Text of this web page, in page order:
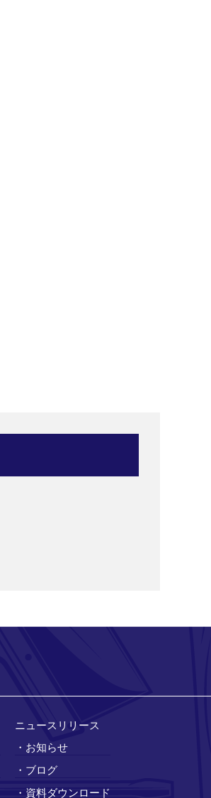
ニュースリリース
・お知らせ
・ブログ
・資料ダウンロード